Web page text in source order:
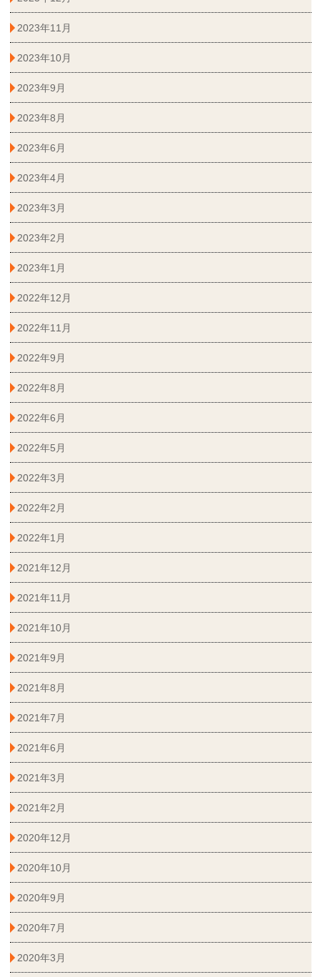
2023年11月
2023年10月
2023年9月
2023年8月
2023年6月
2023年4月
2023年3月
2023年2月
2023年1月
2022年12月
2022年11月
2022年9月
2022年8月
2022年6月
2022年5月
2022年3月
2022年2月
2022年1月
2021年12月
2021年11月
2021年10月
2021年9月
2021年8月
2021年7月
2021年6月
2021年3月
2021年2月
2020年12月
2020年10月
2020年9月
2020年7月
2020年3月